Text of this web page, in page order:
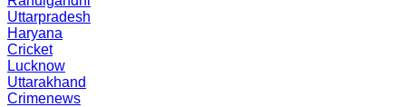
Uttarpradesh
Haryana
Cricket
Lucknow
Uttarakhand
Crimenews